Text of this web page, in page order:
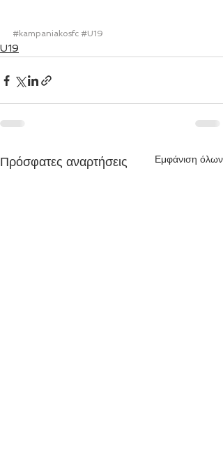
#kampaniakosfc #U19
U19
Πρόσφατες αναρτήσεις Εμφάνιση όλων